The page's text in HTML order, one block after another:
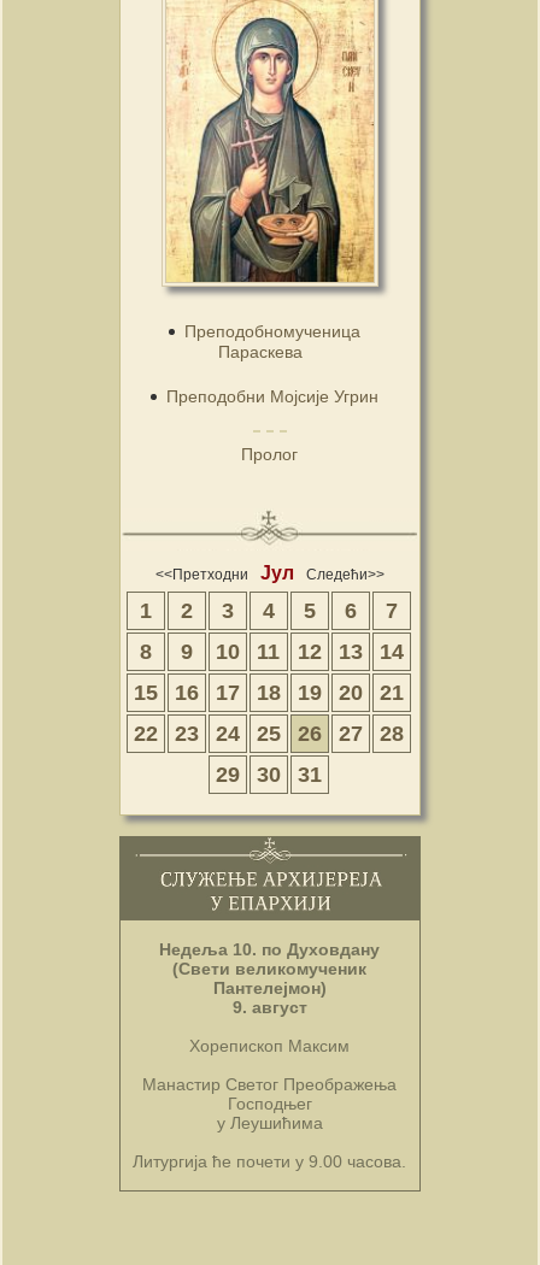
Преподобномученица
Параскева
Преподобни Мојсије Угрин
Пролог
<<Претходни Јул Следећи>>
1 2 3 4 5 6
7
8
9 10 11 12 13
14
15
16 17 18 19 20
21
22
23 24 25 26 27
28
29
30 31
Недеља 10. по Духовдану
(Свети великомученик
Пантелејмон)
9. август
Хорепископ Максим
Манастир Светог Преображења
Господњег
у Леушићима
Литургија ће почети у 9.00 часова.